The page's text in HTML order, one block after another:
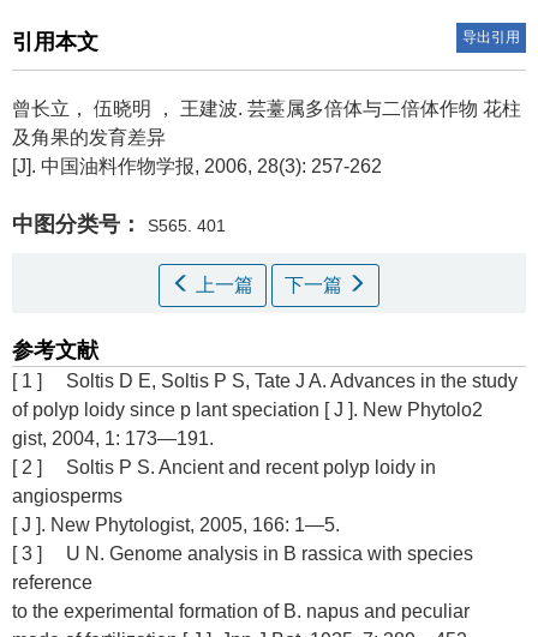
引用本文 导出引用
曾长立， 伍晓明 ， 王建波. 芸薹属多倍体与二倍体作物 花柱
及角果的发育差异
[J]. 中国油料作物学报, 2006, 28(3): 257-262
中图分类号： S565. 401
上一篇 下一篇
参考文献
[ 1 ] Soltis D E, Soltis P S, Tate J A. Advances in the study
of polyp loidy since p lant speciation [ J ]. New Phytolo2
gist, 2004, 1: 173—191.
[ 2 ] Soltis P S. Ancient and recent polyp loidy in
angiosperms
[ J ]. New Phytologist, 2005, 166: 1—5.
[ 3 ] U N. Genome analysis in B rassica with species
reference
to the experimental formation of B. napus and peculiar